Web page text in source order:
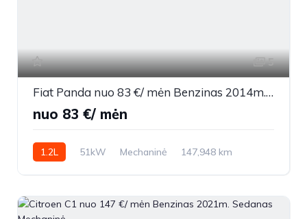
5
Fiat Panda nuo 83 €/ mėn Benzinas 2014m. Sedanas Mechaninė
nuo 83 €/ mėn
1.2L 51kW Mechaninė
147,948 km